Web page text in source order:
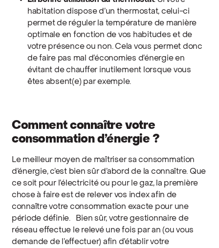
habitation dispose d’un thermostat, celui-ci
permet de réguler la température de manière
optimale en fonction de vos habitudes et de
votre présence ou non. Cela vous permet donc
de faire pas mal d’économies d’énergie en
évitant de chauffer inutilement lorsque vous
êtes absent(e) par exemple.
Comment connaître votre
consommation d’énergie ?
Le meilleur moyen de maîtriser sa consommation
d’énergie, c’est bien sûr d’abord de la connaître. Que
ce soit pour l’électricité ou pour le gaz, la première
chose à faire est de relever vos index afin de
connaître votre consommation exacte pour une
période définie.
Bien sûr, votre gestionnaire de
réseau effectue le relevé une fois par an (ou vous
demande de l’effectuer) afin d’établir votre